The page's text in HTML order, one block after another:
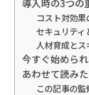
コスト対効
セキュリティ
人材育成と
今すぐ始めら
あわせて読み
この記事の